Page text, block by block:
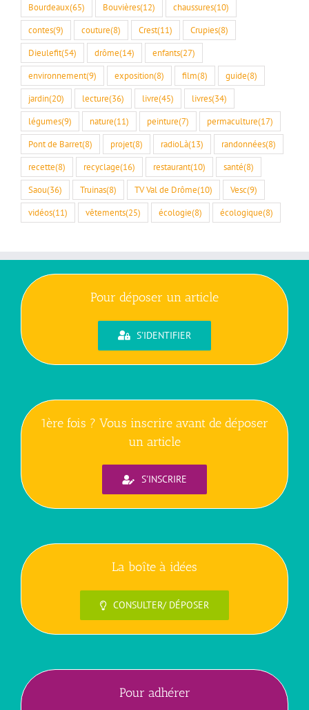
Bourdeaux(65) Bouvières(12) chaussures(10)
contes(9) couture(8) Crest(11) Crupies(8)
Dieulefit(54) drôme(14) enfants(27)
environnement(9) exposition(8) film(8) guide(8)
jardin(20) lecture(36) livre(45) livres(34)
légumes(9) nature(11) peinture(7) permaculture(17)
Pont de Barret(8) projet(8) radioLà(13) randonnées(8)
recette(8) recyclage(16) restaurant(10) santé(8)
Saou(36) Truinas(8) TV Val de Drôme(10) Vesc(9)
vidéos(11) vêtements(25) écologie(8) écologique(8)
Pour déposer un article
S'IDENTIFIER
1ère fois ? Vous inscrire avant de déposer
un article
S'INSCRIRE
La boîte à idées
CONSULTER/ DÉPOSER
Pour adhérer